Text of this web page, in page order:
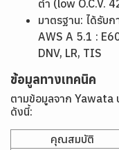
ต่ำ (low O.C.V.
มาตรฐาน: ได้รับ
AWS A 5.1 :
DNV, LR, TIS
ข้อมูลทางเทคนิค
ตามข้อมูลจาก Yawata
ดังนี้:
คุณสมบัติ